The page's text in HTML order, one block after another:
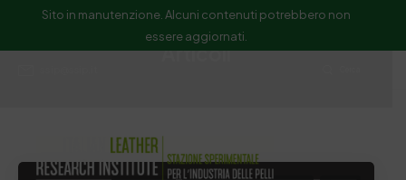
Sito in manutenzione. Alcuni contenuti potrebbero non
essere aggiornati.
Articoli